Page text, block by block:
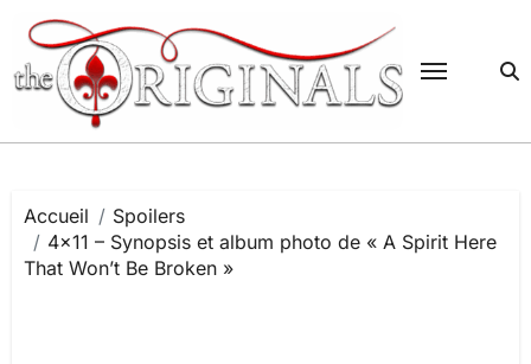
contenu
Accueil
Spoilers
4×11 – Synopsis et album photo de « A Spirit Here
That Won’t Be Broken »